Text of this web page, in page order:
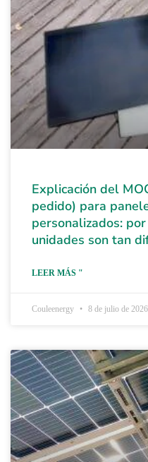
Explicación del
pedido) para
personalizados:
unidades son tan
LEER MÁS "
Couleenergy 8 de julio de 2026